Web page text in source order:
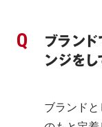
ブラン
ンジを
ブランド